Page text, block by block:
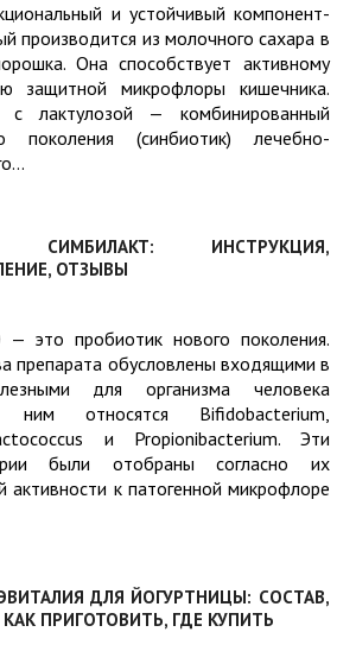
и устойчивый компонент-
производится из молочного сахара в
Она способствует активному
защитной микрофлоры кишечника.
с лактулозой — комбинированный
поколения (синбиотик) лечебно-
СИМБИЛАКТ: ИНСТРУКЦИЯ,
ОТЗЫВЫ
это пробиотик нового поколения.
препарата обусловлены входящими в
для организма человека
относятся Bifidobacterium,
и Propionibacterium. Эти
были отобраны согласно их
активности к патогенной микрофлоре
ДЛЯ ЙОГУРТНИЦЫ: СОСТАВ,
ПРИГОТОВИТЬ, ГДЕ КУПИТЬ